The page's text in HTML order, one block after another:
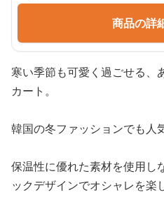
商品の詳
寒い季節も可愛く過ごせる、
カート。
韓国の冬ファッションでも人
保温性に優れた素材を使用し
ックデザインでオシャレを楽